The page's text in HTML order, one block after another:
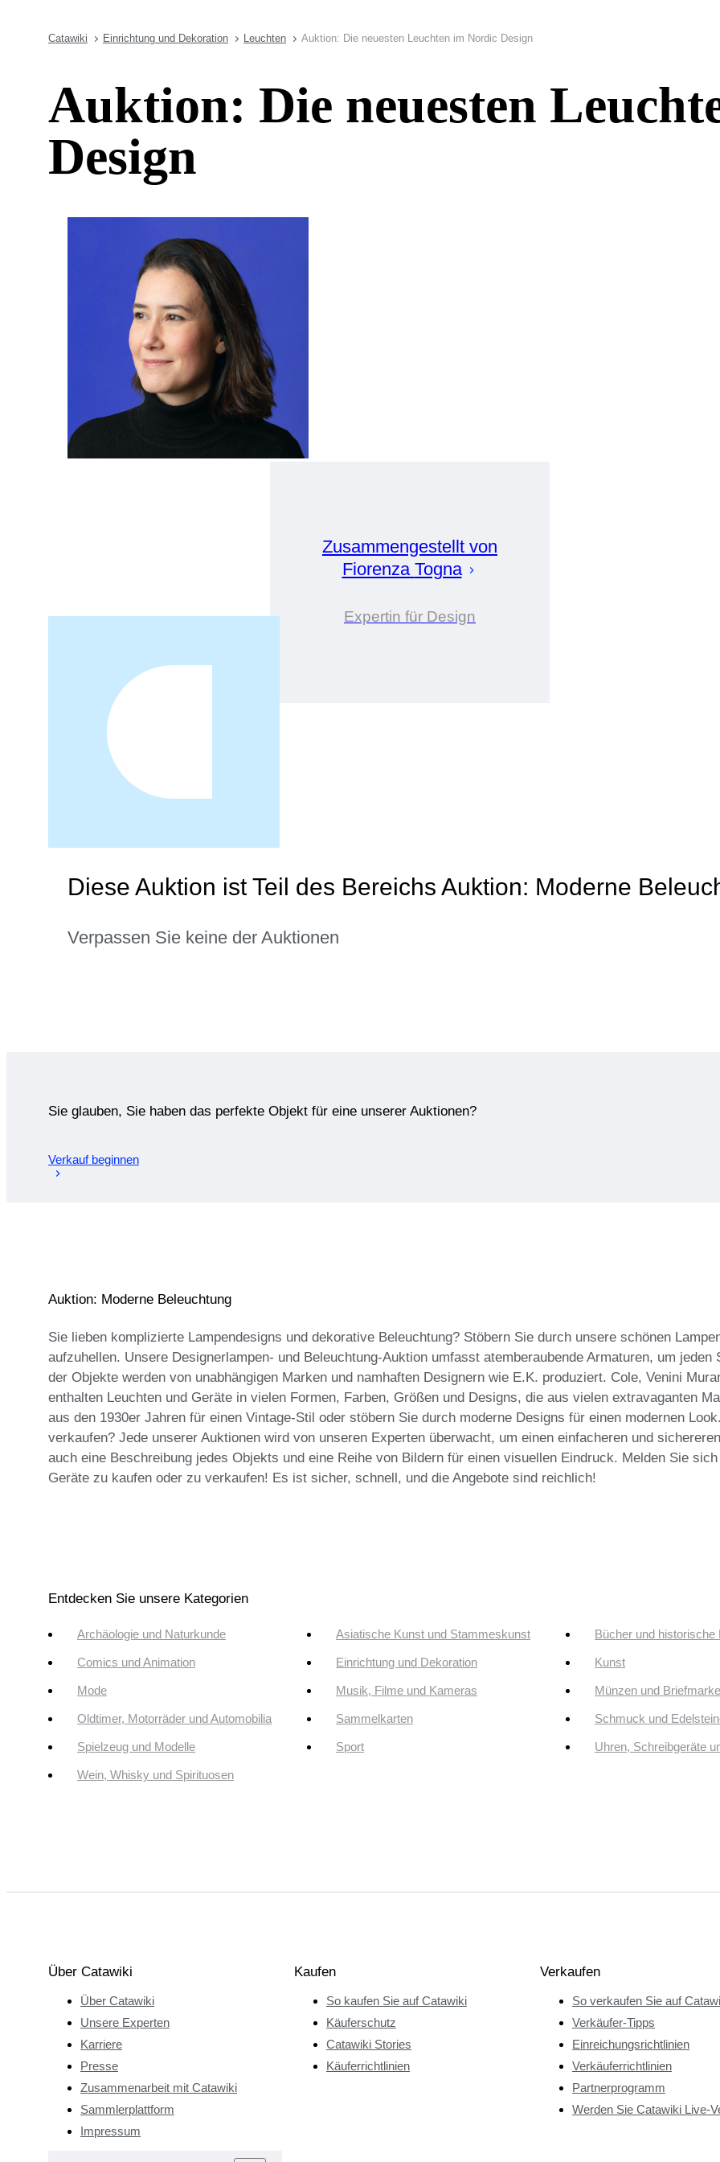
Catawiki Einrichtung und Dekoration Leuchten Auktion: Die neuesten Leuchten im Nordic Design
Auktion: Die neuesten
Design
Zusammengestellt von
Fiorenza Togna
Expertin für Design
Diese Auktion ist Teil des Bereichs Auktion: Moderne
Verpassen Sie keine der Auktionen
Sie glauben, Sie haben das perfekte Objekt für eine unserer Auktionen?
Verkauf beginnen
Auktion: Moderne Beleuchtung
Sie lieben komplizierte Lampendesigns und dekorative Beleuchtung? Stöbern Sie durch unsere schönen
aufzuhellen. Unsere Designerlampen- und Beleuchtung-Auktion umfasst atemberaubende Armaturen, um
der Objekte werden von unabhängigen Marken und namhaften Designern wie E.K. produziert. Cole, Venini
enthalten Leuchten und Geräte in vielen Formen, Farben, Größen und Designs, die aus vielen extravaganten
aus den 1930er Jahren für einen Vintage-Stil oder stöbern Sie durch moderne Designs für einen modernen
verkaufen? Jede unserer Auktionen wird von unseren Experten überwacht, um einen einfacheren und
auch eine Beschreibung jedes Objekts und eine Reihe von Bildern für einen visuellen Eindruck. Melden Sie
Geräte zu kaufen oder zu verkaufen! Es ist sicher, schnell, und die Angebote sind reichlich!
Entdecken Sie unsere Kategorien
Archäologie und Naturkunde Asiatische Kunst und Stammeskunst Bücher und historische
Comics und Animation Einrichtung und Dekoration Kunst
Mode Musik, Filme und Kameras Münzen und
Oldtimer, Motorräder und Automobilia Sammelkarten Schmuck und
Spielzeug und Modelle Sport Uhren, Schreibgeräte
Wein, Whisky und Spirituosen
Über Catawiki
Über Catawiki
Unsere Experten
Karriere
Presse
Zusammenarbeit mit Catawiki
Sammlerplattform
Impressum
Kaufen
So kaufen Sie auf Catawiki
Käuferschutz
Catawiki Stories
Käuferrichtlinien
Verkaufen
So verkaufen Sie auf
Verkäufer-Tipps
Einreichungsrichtlinien
Verkäuferrichtlinien
Partnerprogramm
Werden Sie Catawiki Live-